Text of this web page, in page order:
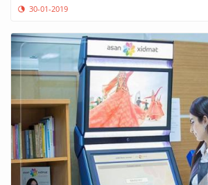
30-01-2019